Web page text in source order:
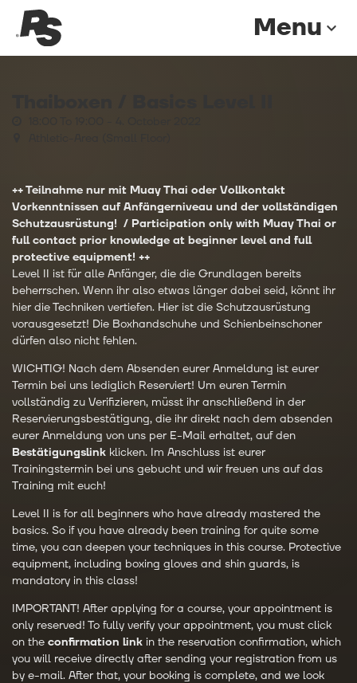
Menu expand_more
++ Teilnahme nur mit Muay Thai oder Vollkontakt
Vorkenntnissen auf Anfängerniveau und der vollständigen
Schutzausrüstung! / Participation only with Muay Thai or
full contact prior knowledge at beginner level and full
protective equipment! ++
Level II ist für alle Anfänger, die die Grundlagen bereits
beherrschen. Wenn ihr also etwas länger dabei seid, könnt ihr
hier die Techniken vertiefen. Hier ist die Schutzausrüstung
vorausgesetzt! Die Boxhandschuhe und Schienbeinschoner
dürfen also nicht fehlen.
WICHTIG! Nach dem Absenden eurer Anmeldung ist eurer
Termin bei uns lediglich Reserviert! Um euren Termin
vollständig zu Verifizieren, müsst ihr anschließend in der
Reservierungsbestätigung, die ihr direkt nach dem absenden
eurer Anmeldung von uns per E-Mail erhaltet, auf den
Bestätigungslink klicken. Im Anschluss ist eurer
Trainingstermin bei uns gebucht und wir freuen uns auf das
Training mit euch!
Level II is for all beginners who have already mastered the
basics. So if you have already been training for quite some
time, you can deepen your techniques in this course. Protective
equipment, including boxing gloves and shin guards, is
mandatory in this class!
IMPORTANT! After applying for a course, your appointment is
only reserved! To fully verify your appointment, you must click
on the confirmation link in the reservation confirmation, which
you will receive directly after sending your registration from us
by e-mail. After that, your booking is complete, and we look